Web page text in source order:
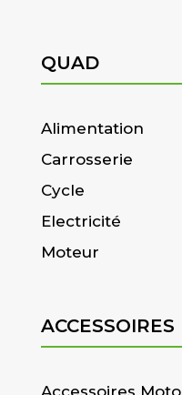
QUAD
Alimentation
Carrosserie
Cycle
Electricité
Moteur
ACCESSOIRES